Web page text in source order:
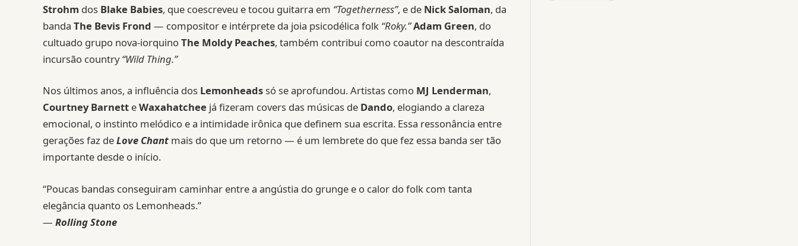
Strohm dos Blake Babies, que coescreveu e tocou guitarra em “Togetherness”, e de Nick Saloman, da
banda The Bevis Frond — compositor e intérprete da joia psicodélica folk “Roky.”Adam Green, do
cultuado grupo nova-iorquino The Moldy Peaches, também contribui como coautor na descontraída
incursão country“Wild Thing.”
Nos últimos anos, a influência dos Lemonheadssó se aprofundou. Artistas como MJ Lenderman,
Courtney Barnett eWaxahatchee já fizeram covers das músicas de Dando, elogiando a clareza
emocional, o instinto melódico e a intimidade irônica que definem sua escrita. Essa ressonância entre
gerações faz deLove Chant mais do que um retorno — é um lembrete do que fez essa banda ser tão
importante desde o início.
“Poucas bandas conseguiram caminhar entre a angústia do grunge e o calor do folk com tanta
elegância quanto os Lemonheads.”
— Rolling Stone